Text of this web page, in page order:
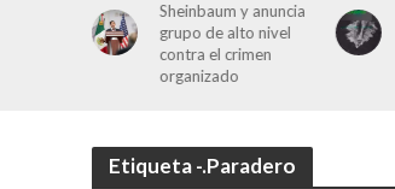
Sheinbaum y anuncia
grupo de alto nivel
contra el crimen
organizado
Etiqueta -.Paradero